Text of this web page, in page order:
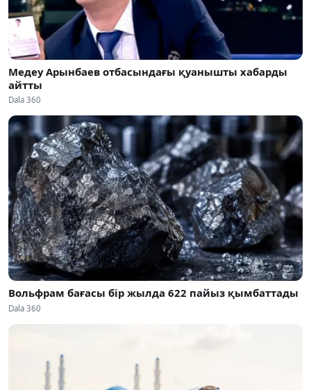
Медеу Арынбаев отбасындағы қуанышты хабарды
айтты
Dala 360
Вольфрам бағасы бір жылда 622 пайыз қымбаттады
Dala 360